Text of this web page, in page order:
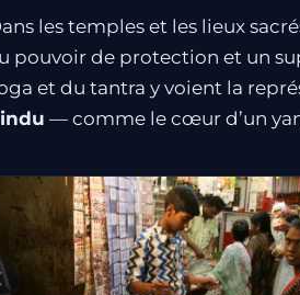
les temples et les lieux
pouvoir de protection et un
et du tantra y voient la
— comme le cœur d’un